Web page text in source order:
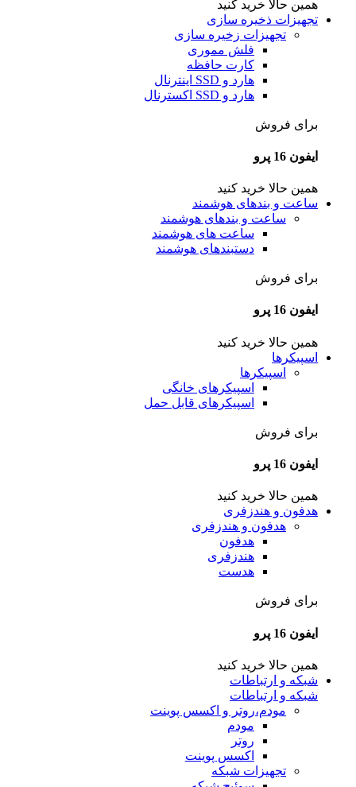
همین حالا خرید کنید
تجهیزات ذخیره سازی
تجهیزات زخیره سازی
فلش مموری
کارت حافظه
هارد و SSD اینترنال
هارد و SSD اکسترنال
برای فروش
ایفون 16 پرو
همین حالا خرید کنید
ساعت و بندهای هوشمند
ساعت و بندهای هوشمند
ساعت های هوشمند
دستبندهای هوشمند
برای فروش
ایفون 16 پرو
همین حالا خرید کنید
اسپیکرها
اسپیکرها
اسپیکرهای خانگی
اسپیکرهای قابل حمل
برای فروش
ایفون 16 پرو
همین حالا خرید کنید
هدفون و هندزفری
هدفون و هندزفری
هدفون
هندزفری
هدست
برای فروش
ایفون 16 پرو
همین حالا خرید کنید
شبکه و ارتباطات
شبکه و ارتباطات
مودم،روتر و اکسس پوینت
مودم
روتر
اکسس پوینت
تجهیزات شبکه